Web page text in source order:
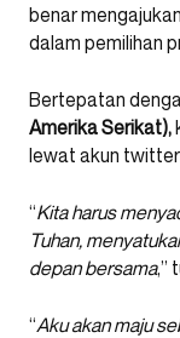
benar
dalam pemilihan
Bertepatan
Amerika Serikat),
lewat akun
“Kita harus
Tuhan,
depan bersama,”
“Aku akan maju